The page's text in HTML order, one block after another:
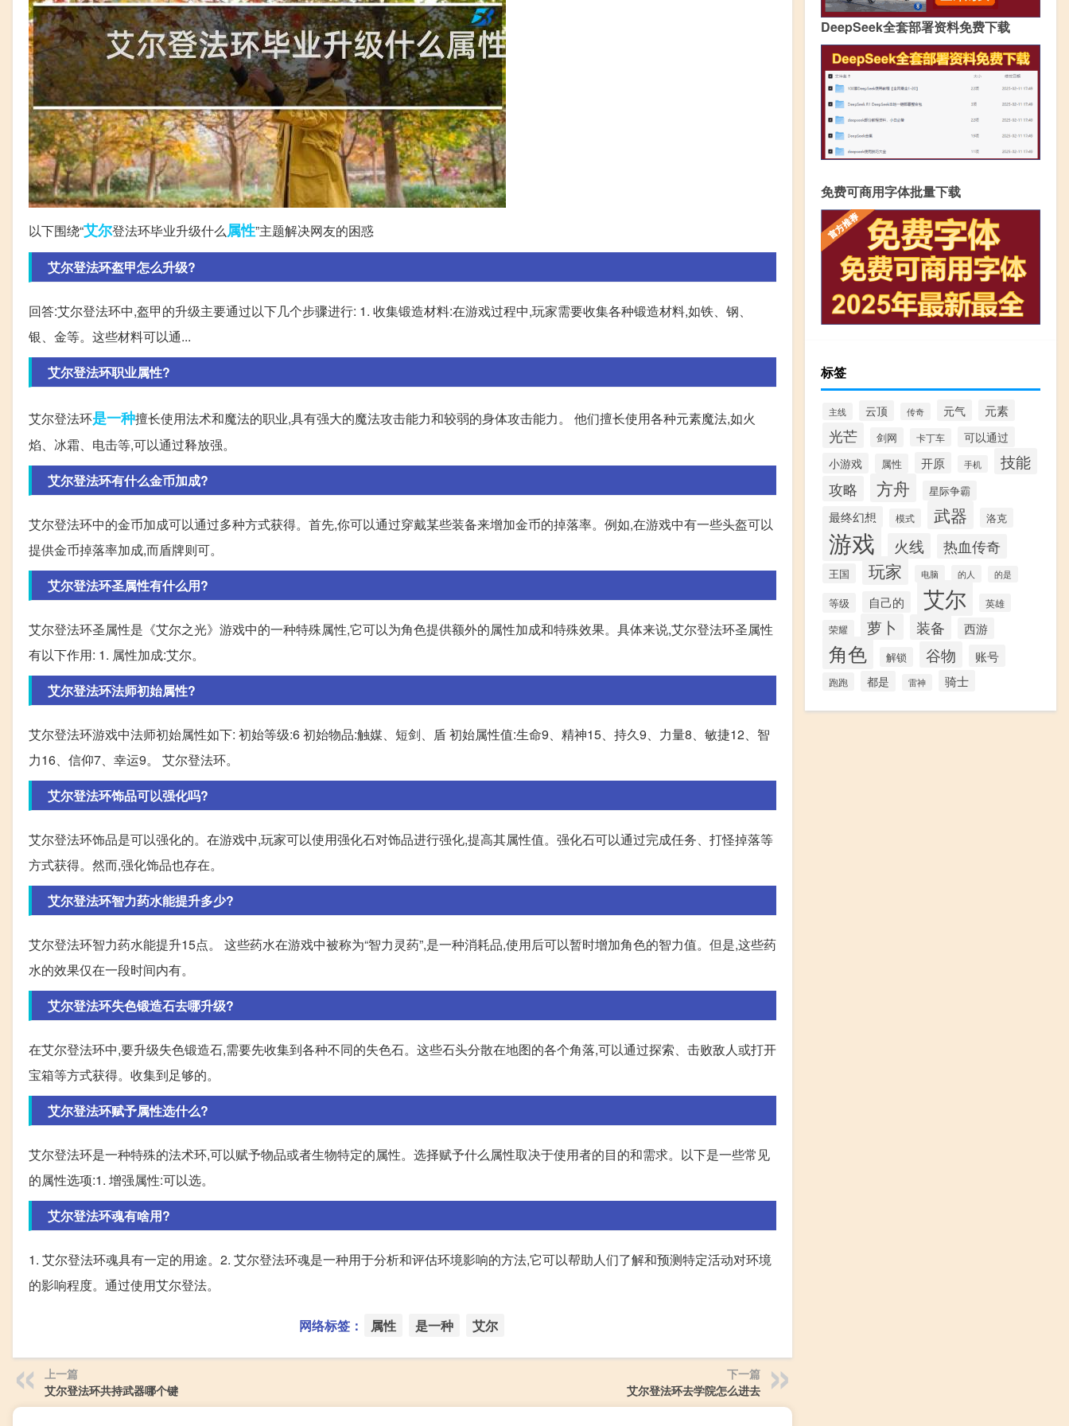
以下围绕“艾尔登法环毕业升级什么属性”主题解决网友的困惑
艾尔登法环盔甲怎么升级?
回答:艾尔登法环中,盔甲的升级主要通过以下几个步骤进行: 1. 收集锻造材料:在游戏过程中,玩家需要收集各种锻造材料,如铁、钢、
银、金等。这些材料可以通...
艾尔登法环职业属性?
艾尔登法环是一种擅长使用法术和魔法的职业,具有强大的魔法攻击能力和较弱的身体攻击能力。 他们擅长使用各种元素魔法,如火
焰、冰霜、电击等,可以通过释放强。
艾尔登法环有什么金币加成?
艾尔登法环中的金币加成可以通过多种方式获得。首先,你可以通过穿戴某些装备来增加金币的掉落率。例如,在游戏中有一些头盔可以
提供金币掉落率加成,而盾牌则可。
艾尔登法环圣属性有什么用?
艾尔登法环圣属性是《艾尔之光》游戏中的一种特殊属性,它可以为角色提供额外的属性加成和特殊效果。具体来说,艾尔登法环圣属性
有以下作用: 1. 属性加成:艾尔。
艾尔登法环法师初始属性?
艾尔登法环游戏中法师初始属性如下: 初始等级:6 初始物品:触媒、短剑、盾 初始属性值:生命9、精神15、持久9、力量8、敏捷12、智
力16、信仰7、幸运9。 艾尔登法环。
艾尔登法环饰品可以强化吗?
艾尔登法环饰品是可以强化的。在游戏中,玩家可以使用强化石对饰品进行强化,提高其属性值。强化石可以通过完成任务、打怪掉落等
方式获得。然而,强化饰品也存在。
艾尔登法环智力药水能提升多少?
艾尔登法环智力药水能提升15点。 这些药水在游戏中被称为“智力灵药”,是一种消耗品,使用后可以暂时增加角色的智力值。但是,这些药
水的效果仅在一段时间内有。
艾尔登法环失色锻造石去哪升级?
在艾尔登法环中,要升级失色锻造石,需要先收集到各种不同的失色石。这些石头分散在地图的各个角落,可以通过探索、击败敌人或打开
宝箱等方式获得。收集到足够的。
艾尔登法环赋予属性选什么?
艾尔登法环是一种特殊的法术环,可以赋予物品或者生物特定的属性。选择赋予什么属性取决于使用者的目的和需求。以下是一些常见
的属性选项:1. 增强属性:可以选。
艾尔登法环魂有啥用?
1. 艾尔登法环魂具有一定的用途。2. 艾尔登法环魂是一种用于分析和评估环境影响的方法,它可以帮助人们了解和预测特定活动对环境
的影响程度。通过使用艾尔登法。
网络标签： 属性 是一种 艾尔
上一篇
艾尔登法环共持武器哪个键
下一篇
艾尔登法环去学院怎么进去
DeepSeek全套部署资料免费下载
免费可商用字体批量下载
标签
主线 云顶 传奇 元气 元素
光芒 剑网 卡丁车
可以通过
小游戏
属性 开原 手机 技能
攻略 方舟 星际争霸
最终幻想 模式 武器 洛克
游戏 火线 热血传奇
王国 玩家 电脑 的人 的是
等级 自己的 艾尔
英雄
荣耀
萝卜 装备 西游
角色 解锁 谷物 账号
跑跑 都是 雷神 骑士